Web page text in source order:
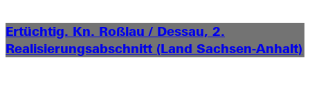
Ertüchtig. Kn. Roßlau / Dessau, 2.
Realisierungs­abschnitt (Land Sachsen-Anhalt)